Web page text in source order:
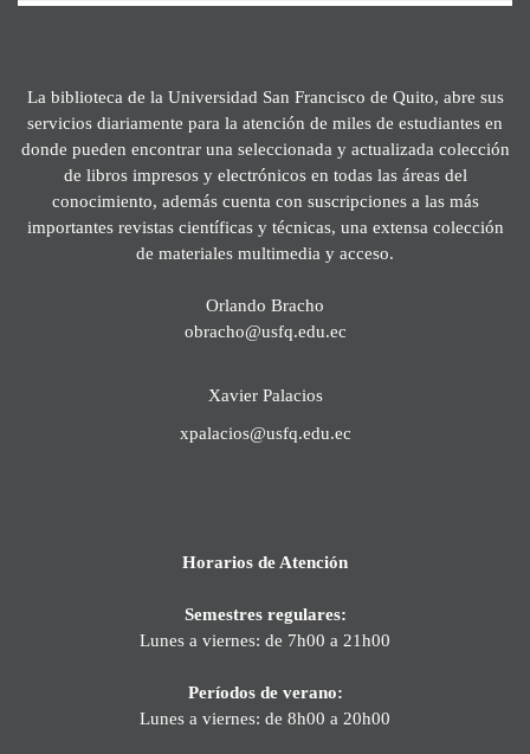
La biblioteca de la Universidad San Francisco de Quito, abre sus
servicios diariamente para la atención de miles de estudiantes en
donde pueden encontrar una seleccionada y actualizada colección
de libros impresos y electrónicos en todas las áreas del
conocimiento, además cuenta con suscripciones a las más
importantes revistas científicas y técnicas, una extensa colección
de materiales multimedia y acceso.
Orlando Bracho
obracho@usfq.edu.ec
Xavier Palacios
xpalacios@usfq.edu.ec
Horarios de Atención
Semestres regulares:
Lunes a viernes: de 7h00 a 21h00
Períodos de verano:
Lunes a viernes: de 8h00 a 20h00